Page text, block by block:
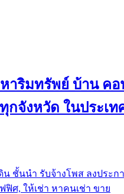
าริมทรัพย์ บ้าน ค
จังหวัด ในประเ
น ชั้นนำ รับจ้างโพส ลงประ
ศ, ให้เช่า หาคนเช่า ขาย